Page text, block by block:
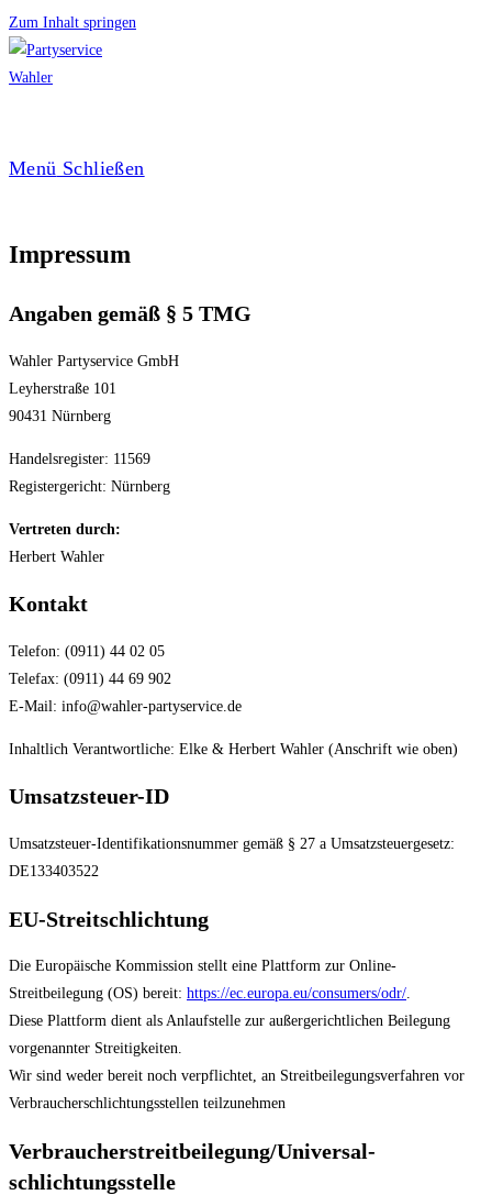
Zum Inhalt springen
Menü Schließen
Impressum
Angaben gemäß § 5 TMG
Wahler Partyservice GmbH
Leyherstraße 101
90431 Nürnberg
Handelsregister: 11569
Registergericht: Nürnberg
Vertreten durch:
Herbert Wahler
Kontakt
Telefon: (0911) 44 02 05
Telefax: (0911) 44 69 902
E-Mail: info@wahler-partyservice.de
Inhaltlich Verantwortliche: Elke & Herbert Wahler (Anschrift wie oben)
Umsatzsteuer-ID
Umsatzsteuer-Identifikationsnummer gemäß § 27 a Umsatzsteuergesetz:
DE133403522
EU-Streitschlichtung
Die Europäische Kommission stellt eine Plattform zur Online-
Streitbeilegung (OS) bereit: https://ec.europa.eu/consumers/odr/.
Diese Plattform dient als Anlaufstelle zur außergerichtlichen Beilegung
vorgenannter Streitigkeiten.
Wir sind weder bereit noch verpflichtet, an Streitbeilegungsverfahren vor
Verbraucherschlichtungsstellen teilzunehmen
Verbraucher­streit­beilegung/Universal­
schlichtungs­stelle